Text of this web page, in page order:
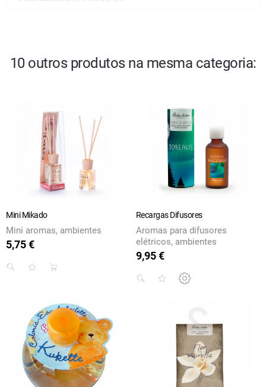
10 outros produtos na mesma categoria:
Mini Mikado
Mini aromas, ambientes
Preço
5,75 €
Recargas Difusores
Aromas para difusores
elétricos, ambientes
Preço
9,95 €